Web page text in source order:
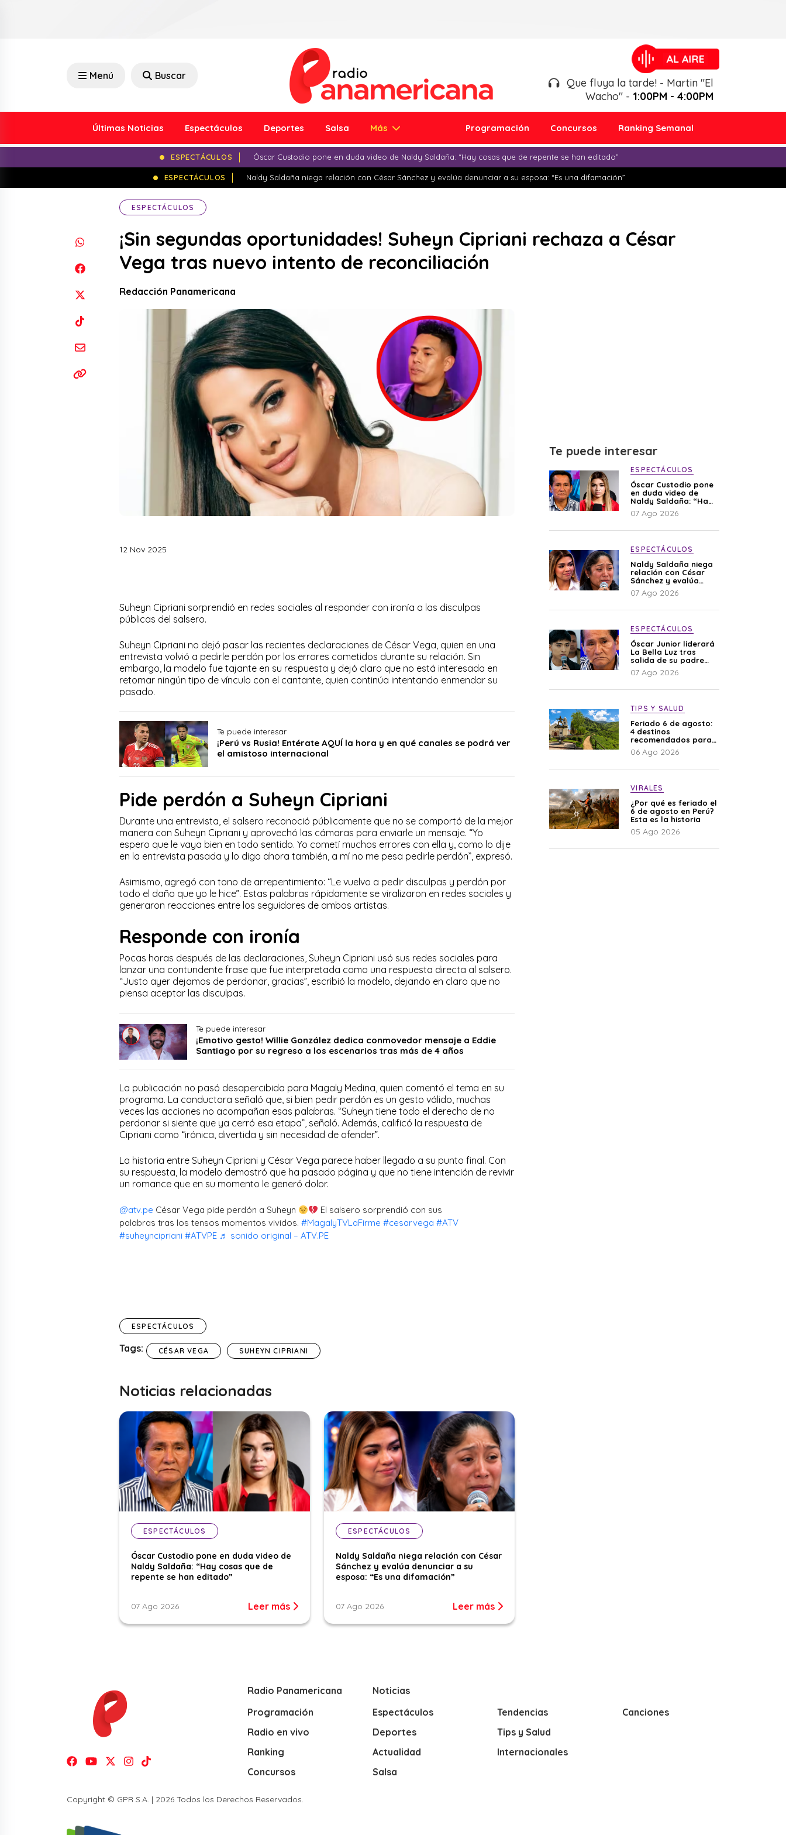
Menú Buscar
Que fluya la tarde! - Martin "El
Wacho" - 1:00PM - 4:00PM
Últimas Noticias Espectáculos Deportes Salsa Más Programación Concursos Ranking Semanal
ESPECTÁCULOS Óscar Custodio pone en duda video de Naldy Saldaña: “Hay cosas que de repente se han editado”
ESPECTÁCULOS Naldy Saldaña niega relación con César Sánchez y evalúa denunciar a su esposa: “Es una difamación”
ESPECTÁCULOS
¡Sin segundas oportunidades! Suheyn Cipriani rechaza a César
Vega tras nuevo intento de reconciliación
Redacción Panamericana
12 Nov 2025
Suheyn Cipriani sorprendió en redes sociales al responder con ironía a las disculpas
públicas del salsero.
Suheyn Cipriani no dejó pasar las recientes declaraciones de César Vega, quien en una
entrevista volvió a pedirle perdón por los errores cometidos durante su relación. Sin
embargo, la modelo fue tajante en su respuesta y dejó claro que no está interesada en
retomar ningún tipo de vínculo con el cantante, quien continúa intentando enmendar su
pasado.
Te puede interesar
¡Perú vs Rusia! Entérate AQUÍ la hora y en qué canales se podrá ver
el amistoso internacional
Pide perdón a Suheyn Cipriani
Durante una entrevista, el salsero reconoció públicamente que no se comportó de la mejor
manera con Suheyn Cipriani y aprovechó las cámaras para enviarle un mensaje. “Yo
espero que le vaya bien en todo sentido. Yo cometí muchos errores con ella y, como lo dije
en la entrevista pasada y lo digo ahora también, a mí no me pesa pedirle perdón”, expresó.
Asimismo, agregó con tono de arrepentimiento: “Le vuelvo a pedir disculpas y perdón por
todo el daño que yo le hice”. Estas palabras rápidamente se viralizaron en redes sociales y
generaron reacciones entre los seguidores de ambos artistas.
Responde con ironía
Pocas horas después de las declaraciones, Suheyn Cipriani usó sus redes sociales para
lanzar una contundente frase que fue interpretada como una respuesta directa al salsero.
“Justo ayer dejamos de perdonar, gracias”, escribió la modelo, dejando en claro que no
piensa aceptar las disculpas.
Te puede interesar
¡Emotivo gesto! Willie González dedica conmovedor mensaje a Eddie
Santiago por su regreso a los escenarios tras más de 4 años
La publicación no pasó desapercibida para Magaly Medina, quien comentó el tema en su
programa. La conductora señaló que, si bien pedir perdón es un gesto válido, muchas
veces las acciones no acompañan esas palabras. “Suheyn tiene todo el derecho de no
perdonar si siente que ya cerró esa etapa”, señaló. Además, calificó la respuesta de
Cipriani como “irónica, divertida y sin necesidad de ofender”.
La historia entre Suheyn Cipriani y César Vega parece haber llegado a su punto final. Con
su respuesta, la modelo demostró que ha pasado página y que no tiene intención de revivir
un romance que en su momento le generó dolor.
@atv.pe César Vega pide perdón a Suheyn
El salsero sorprendió con sus
palabras tras los tensos momentos vividos. #MagalyTVLaFirme #cesarvega #ATV
#suheyncipriani #ATVPE ♬ sonido original – ATV.PE
ESPECTÁCULOS
Tags: CÉSAR VEGA SUHEYN CIPRIANI
Noticias relacionadas
ESPECTÁCULOS
Óscar Custodio pone en duda video de
Naldy Saldaña: “Hay cosas que de
repente se han editado”
07 Ago 2026 Leer más
ESPECTÁCULOS
Naldy Saldaña niega relación con César
Sánchez y evalúa denunciar a su
esposa: “Es una difamación”
07 Ago 2026 Leer más
Te puede interesar
ESPECTÁCULOS
Óscar Custodio pone
en duda video de
Naldy Saldaña: “Hay
cosas que de repente
se han editado”
07 Ago 2026
ESPECTÁCULOS
Naldy Saldaña niega
relación con César
Sánchez y evalúa
denunciar a su
esposa: “Es una
07 Ago 2026
ESPECTÁCULOS
Óscar Junior liderará
La Bella Luz tras
salida de su padre
por polémica con
Naldy Saldaña
07 Ago 2026
TIPS Y SALUD
Feriado 6 de agosto:
4 destinos
recomendados para
disfrutar el descanso
06 Ago 2026
VIRALES
¿Por qué es feriado el
6 de agosto en Perú?
Esta es la historia
05 Ago 2026
Radio Panamericana
Programación
Radio en vivo
Ranking
Concursos
Noticias
Espectáculos
Deportes
Actualidad
Salsa
Tendencias
Tips y Salud
Internacionales
Canciones
Copyright © GPR S.A. | 2026 Todos los Derechos Reservados.